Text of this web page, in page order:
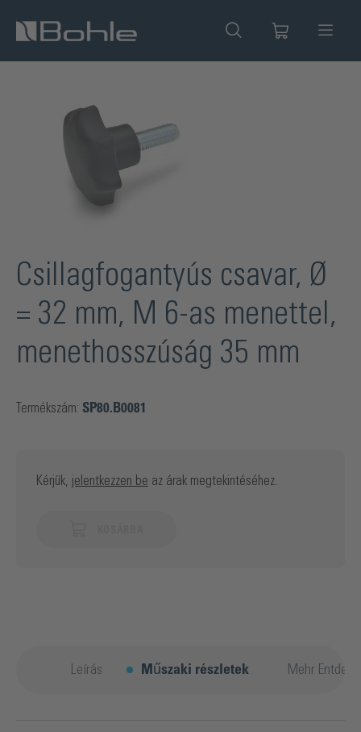
Csillagfogantyús csavar, Ø
= 32 mm, M 6-as menettel,
menethosszúság 35 mm
Termékszám: SP80.B0081
Kérjük, jelentkezzen be az árak megtekintéséhez.
Leírás Műszaki részletek Mehr